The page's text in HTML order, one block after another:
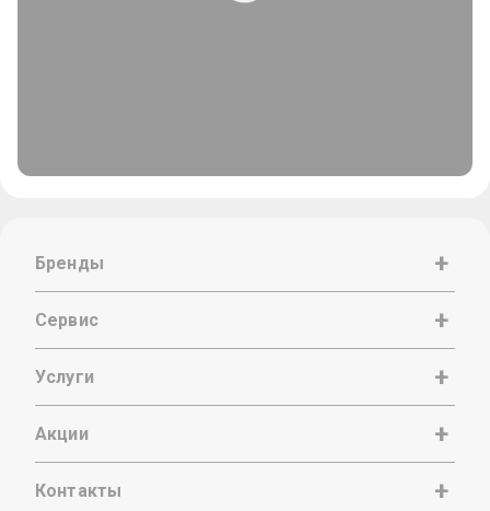
Бренды
Сервис
Услуги
Акции
Контакты